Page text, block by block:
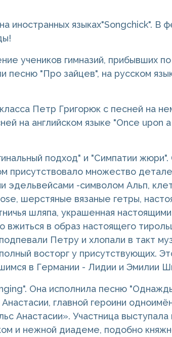
иностранных языках"Songchick". В
учеников гимназий, прибывших
песню "Про зайцев", на русском
Петр Григорюк с песней на
на английском языке "Once upon a
подход" и "Симпатии жюри".
присутствовало множество
эдельвейсами -символом Альп,
шерстяные вязаные гетры,
шляпа, украшенная
в образ настоящего
Петру и хлопали в такт
восторг у присутствующих.
в Германии - Лидии и Эмилии
Она исполнила песню
главной героини
Анастасии». Участница выступала
и нежной диадеме, подобно